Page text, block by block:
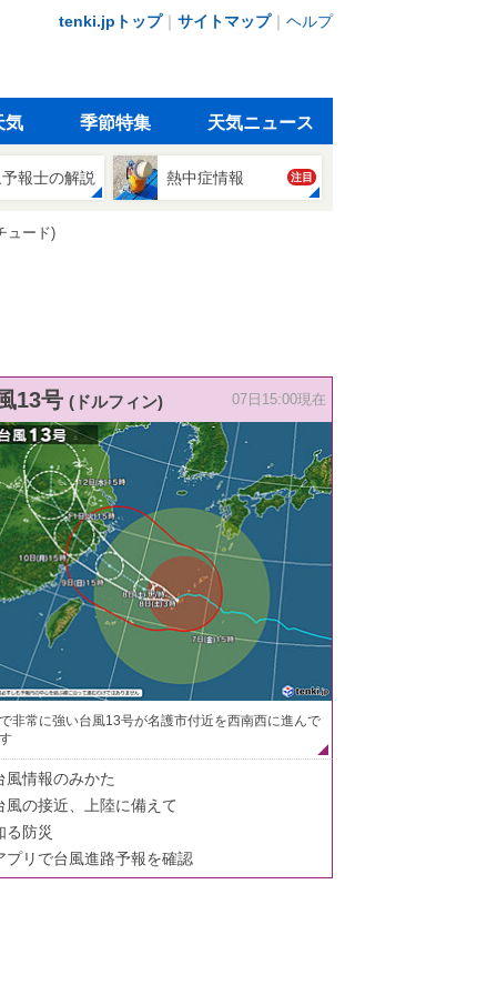
tenki.jpトップ｜ サイトマップ｜ ヘルプ
気 季節特集 天気ニュース
報士の解説 熱中症情報 注目
ュード)
13号 (ドルフィン) 07日15:00現在
非常に強い台風13号が名護市付近を西南西に進んで
風情報のみかた
風の接近、上陸に備えて
る防災
プリで台風進路予報を確認